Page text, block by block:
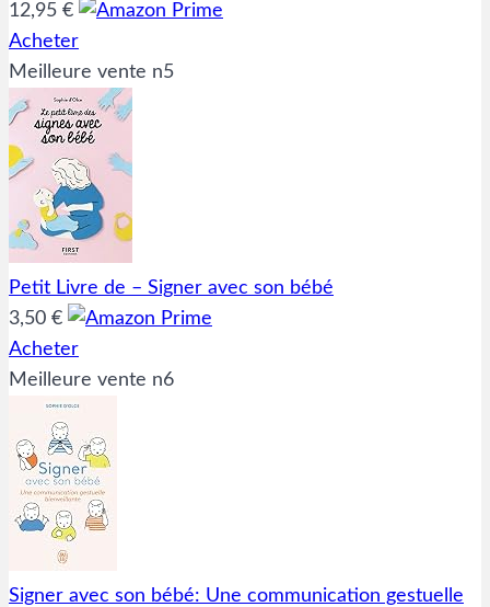
12,95 €
Acheter
Meilleure vente n5
Petit Livre de – Signer avec son bébé
3,50 €
Acheter
Meilleure vente n6
Signer avec son bébé: Une communication gestuelle